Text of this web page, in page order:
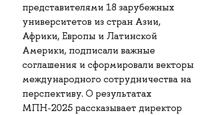
представителями 18 зарубежных
университетов из стран Азии,
Африки, Европы и Латинской
Америки, подписали важные
соглашения и сформировали векторы
международного сотрудничества на
перспективу. О результатах
МПН-2025 рассказывает директор